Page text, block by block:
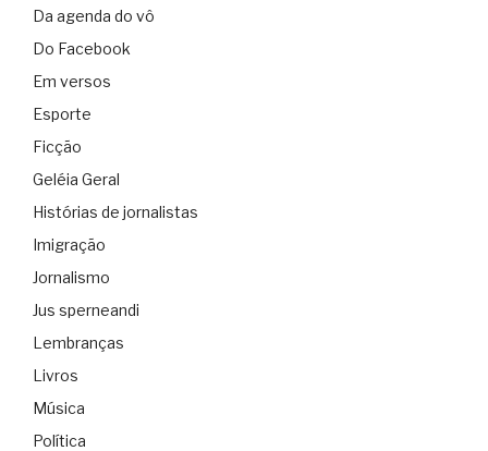
Da agenda do vô
Do Facebook
Em versos
Esporte
Ficção
Geléia Geral
Histórias de jornalistas
Imigração
Jornalismo
Jus sperneandi
Lembranças
Livros
Música
Política